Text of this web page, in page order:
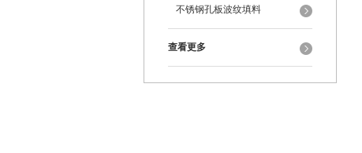
不锈钢孔板波纹填料
查看更多